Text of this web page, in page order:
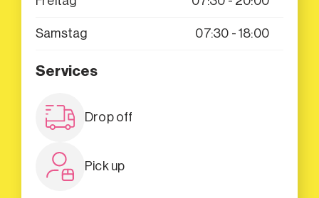
Samstag 07:30 - 18:00
Services
Drop off
Pick up